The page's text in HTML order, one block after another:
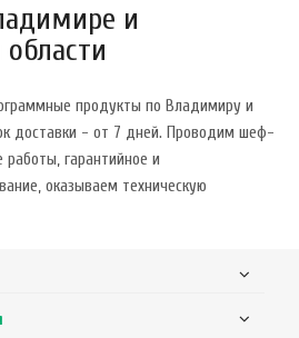
и
продукты по Владимиру и
доставки - от 7 дней. Проводим шеф-
гарантийное и
оказываем техническую